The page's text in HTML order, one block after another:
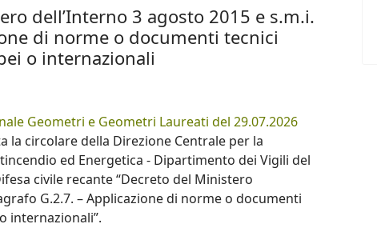
dell’Interno 3 agosto 2015 e s.m.i.
di norme o documenti tecnici
o internazionali
Geometri e Geometri Laureati del 29.07.2026
la circolare della Direzione Centrale per la
ed Energetica - Dipartimento dei Vigili del
civile recante “Decreto del Ministero
G.2.7. – Applicazione di norme o documenti
internazionali”.